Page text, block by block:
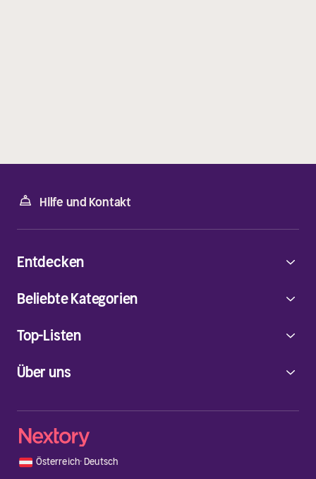
Hilfe und Kontakt
Über uns
Entdecken
Beliebte Kategorien
Top-Listen
🇦🇹 Österreich·Deutsch